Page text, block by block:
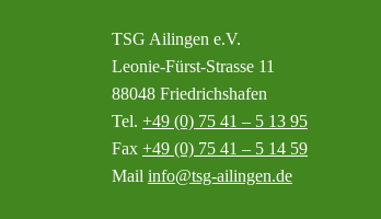
TSG Ailingen e.V.
Leonie-Fürst-Strasse 11
88048 Friedrichshafen
Tel. +49 (0) 75 41 – 5 13 95
Fax +49 (0) 75 41 – 5 14 59
Mail info@tsg-ailingen.de